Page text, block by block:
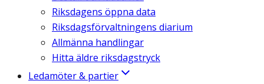
Riksdagens öppna data
Riksdagsförvaltningens diarium
Allmänna handlingar
Hitta äldre riksdagstryck
Ledamöter & partier